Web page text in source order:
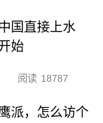
国直接上水
始
阅读 18787
派，怎么访个